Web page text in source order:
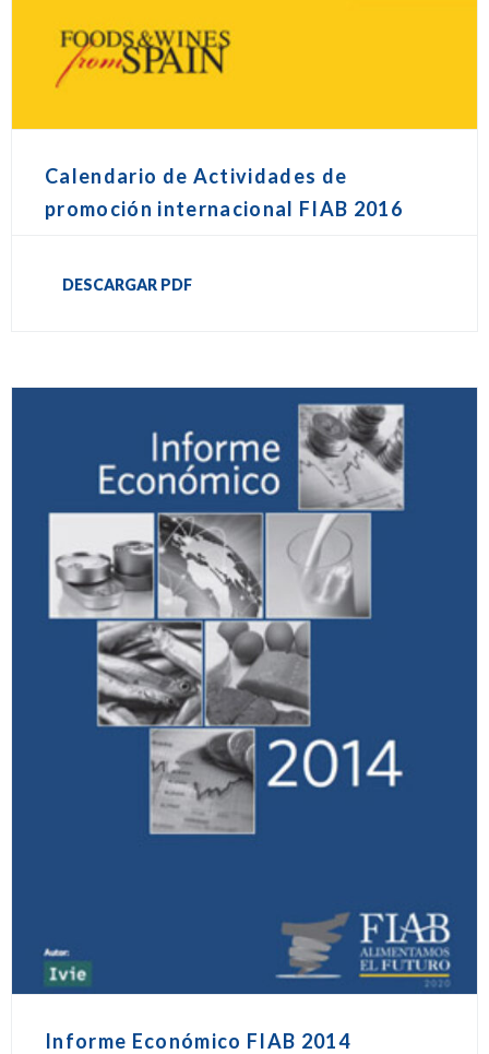
Calendario de Actividades de
promoción internacional FIAB 2016
DESCARGAR PDF
Informe Económico FIAB 2014